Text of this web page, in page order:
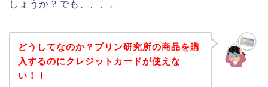
しょうか？でも、、、。
どうしてなのか？プリン研究所の商品を購
入するのにクレジットカードが使えな
い！！